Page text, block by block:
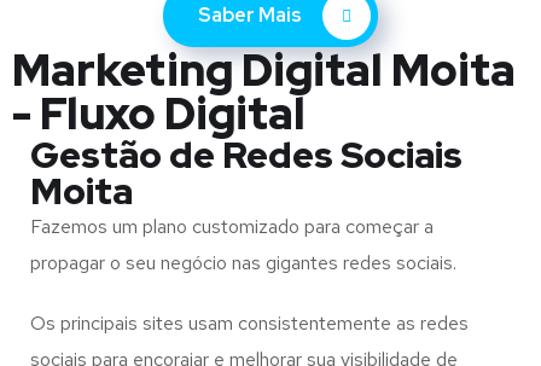
Saber Mais
Marketing Digital Moita
- Fluxo Digital
Gestão de Redes Sociais
Moita
Fazemos um plano customizado para começar a
propagar o seu negócio nas gigantes redes sociais.
Os principais sites usam consistentemente as redes
sociais para encorajar e melhorar sua visibilidade de